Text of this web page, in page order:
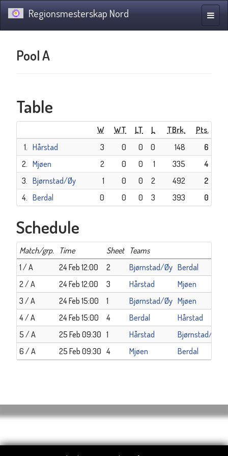
Toggle
Regionsmesterskap Nord
Pool A
Table
W WT LT L TBrk.
Pts.
1. Hårstad 3 0 0 0 148
6
2. Mjøen 2 0 0 1 335
4
3. Bjørnstad/Øy 1 0 0 2 492
2
4. Berdal 0 0 0 3 393 0
Schedule
Match/grp. Time Sheet
Teams
1 / A
24 Feb 12:00 2 Bjørnstad/Øy Berdal
2 / A
24 Feb 12:00 3 Hårstad Mjøen
3 / A
24 Feb 15:00 1 Bjørnstad/Øy Mjøen
4 / A
24 Feb 15:00 4 Berdal Hårstad
5 / A
25 Feb 09:30 1 Hårstad Bjørnstad/Øy
6 / A
25 Feb 09:30 4 Mjøen Berdal